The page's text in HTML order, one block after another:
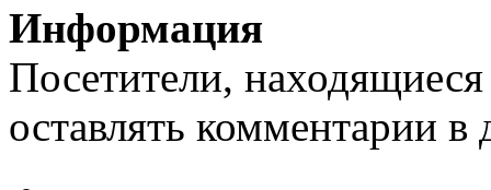
Информация
Посетители,
оставлять комментарии в